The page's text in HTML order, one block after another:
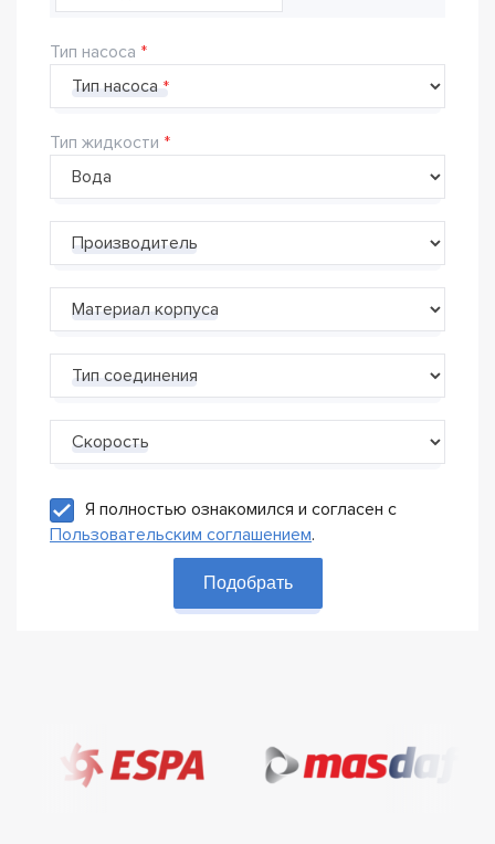
Тип насоса
Тип насоса
Тип жидкости
Производитель
Материал корпуса
Тип соединения
Скорость
Я полностью ознакомился и согласен с
Пользовательским соглашением.
Подобрать